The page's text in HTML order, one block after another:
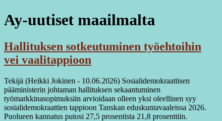
Ay-uutiset maailmalta
Hallituksen sotkeutuminen työehtoihin
vei vaalitappioon
Tekijä (Heikki Jokinen - 10.06.2026) Sosialidemokraattisen
pääministerin johtaman hallituksen sekaantuminen
työmarkkinasopimuksiin arvioidaan olleen yksi oleellinen syy
sosialidemokraattien tappioon Tanskan eduskuntavaaleissa 2026.
Puolueen kannatus putosi 27,5 prosentista 21,8 prosenttiin.